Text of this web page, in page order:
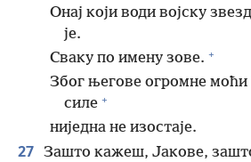
Онај који води војску
је.
Сваку по имену зове. +
Због његове огромне моћи
силе +
ниједна не изостаје.
27 Зашто кажеш, Јакове,